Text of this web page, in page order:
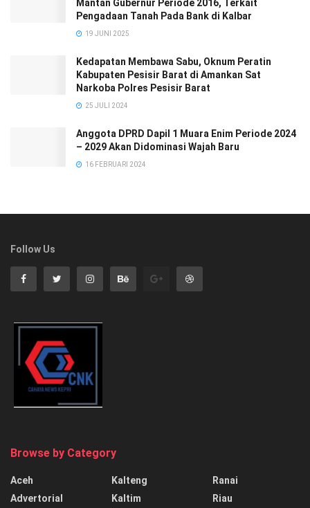
Mantan Gubernur Periode 2016, Terkait
Pengadaan Tanah Pada Bank di Kalbar
19 JUNI 2025
Kedapatan Membawa Sabu, Oknum Peratin
Kabupaten Pesisir Barat di Amankan Sat
Narkoba Polres Pesisir Barat
25 JULI 2024
Anggota DPRD Dapil 1 Muara Enim Periode 2024
– 2029 Akan Didominasi Wajah Baru
16 FEBRUARI 2024
Follow Us
Browse by Category
Aceh
Advertorial
Kalteng
Kaltim
Ranai
Riau